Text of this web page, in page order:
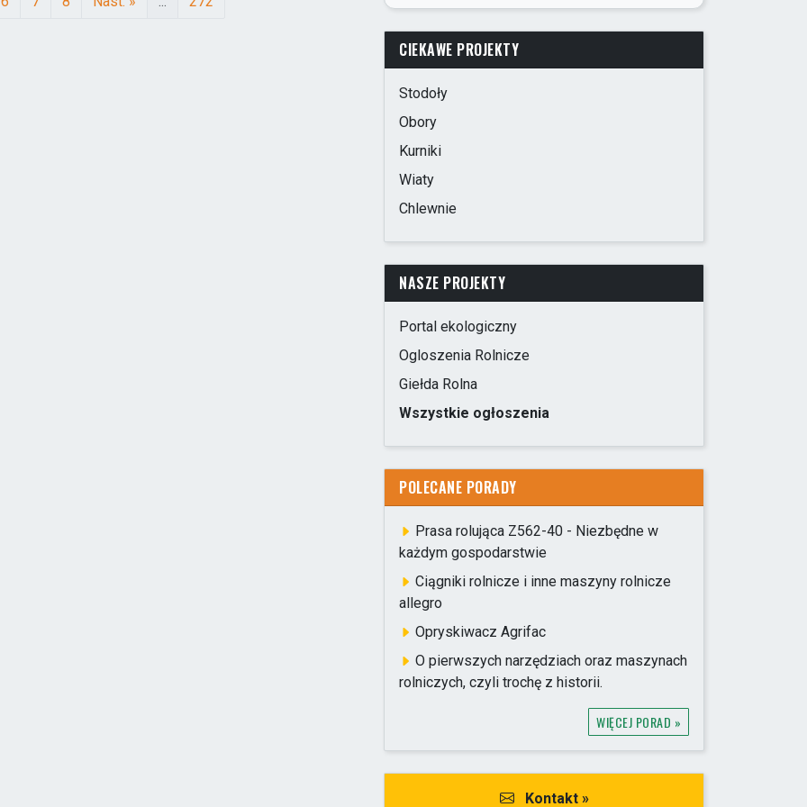
CIEKAWE PROJEKTY
Stodoły
Obory
Kurniki
Wiaty
Chlewnie
NASZE PROJEKTY
Portal ekologiczny
Ogloszenia Rolnicze
Giełda Rolna
Wszystkie ogłoszenia
POLECANE PORADY
Prasa rolująca Z562-40 - Niezbędne w
każdym gospodarstwie
Ciągniki rolnicze i inne maszyny rolnicze
allegro
Opryskiwacz Agrifac
O pierwszych narzędziach oraz maszynach
rolniczych, czyli trochę z historii.
WIĘCEJ PORAD »
Kontakt »